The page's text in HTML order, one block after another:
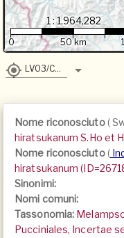
1 : 1,964,282
0 50 km
LV03/CH1903
Nome riconosciuto(
hiratsukanum S.Ho et
Nome riconosciuto(
hiratsukanum
Sinonimi:
Nomi comuni:
Tassonomia:
Pucciniales, Incertae